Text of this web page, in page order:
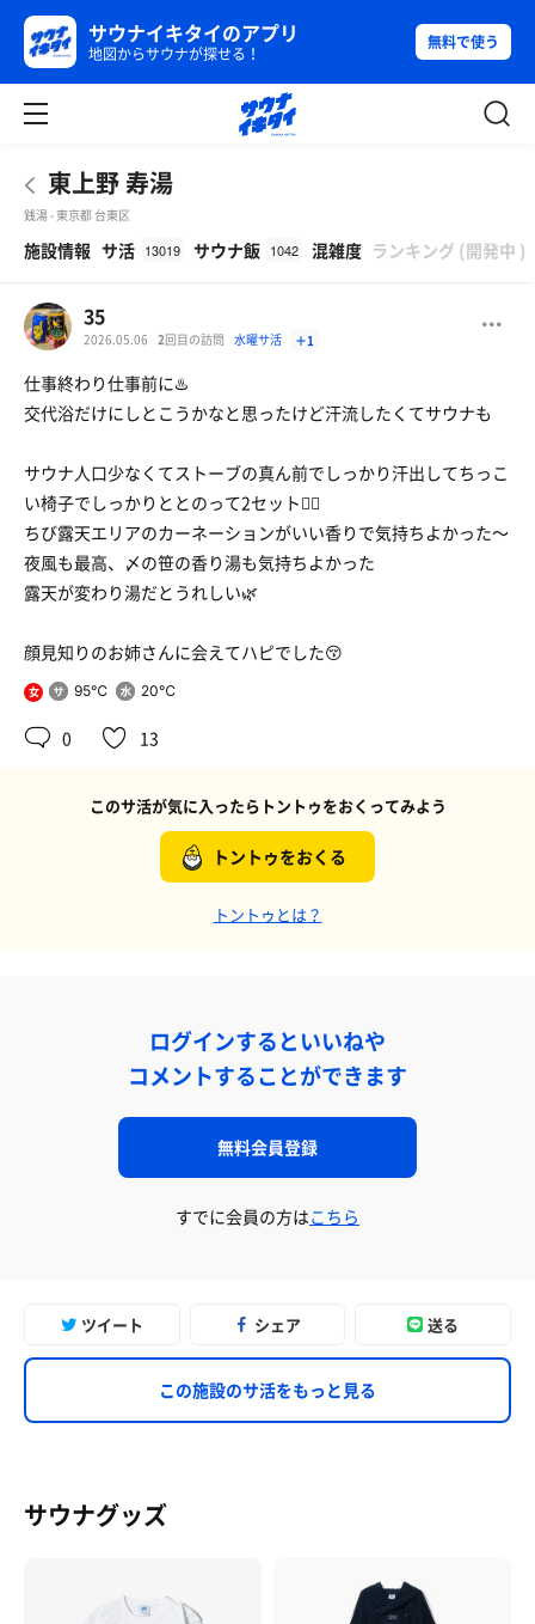
サウナイキタイのアプリ
地図からサウナが探せる！
無料で使う
東上野 寿湯
銭湯 - 東京都 台東区
施設情報 サ活 13019 サウナ飯 1042 混雑度 ランキング (開発中 )
35
2026.05.06 2回目の訪問 水曜サ活 ＋1
仕事終わり仕事前に♨️
交代浴だけにしとこうかなと思ったけど汗流したくてサウナも
サウナ人口少なくてストーブの真ん前でしっかり汗出してちっこ
い椅子でしっかりととのって2セット✌🏻
ちび露天エリアのカーネーションがいい香りで気持ちよかった〜
夜風も最高、〆の笹の香り湯も気持ちよかった
露天が変わり湯だとうれしい🌿
顔見知りのお姉さんに会えてハピでした😚
女 95℃ 20℃
0 13
このサ活が気に入ったらトントゥをおくってみよう
トントゥをおくる
トントゥとは？
ログインするといいねや
コメントすることができます
無料会員登録
すでに会員の方はこちら
ツイート シェア 送る
この施設のサ活をもっと見る
サウナグッズ